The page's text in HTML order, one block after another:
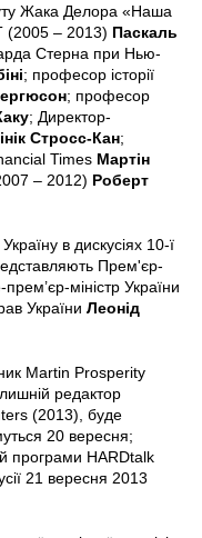
Жака Делора «Наша
(2005 – 2013) Паскаль
Стерна при Нью-
; професор історії
; професор
; Директор-
Стросс-Кан;
Times Мартін
– 2012) Роберт
в дискусіях 10-ї
Прем'єр-
прем’єр-міністр України
України Леонід
Martin Prosperity
редактор
(2013), буде
20 вересня;
програми HARDtalk
21 вересня 2013